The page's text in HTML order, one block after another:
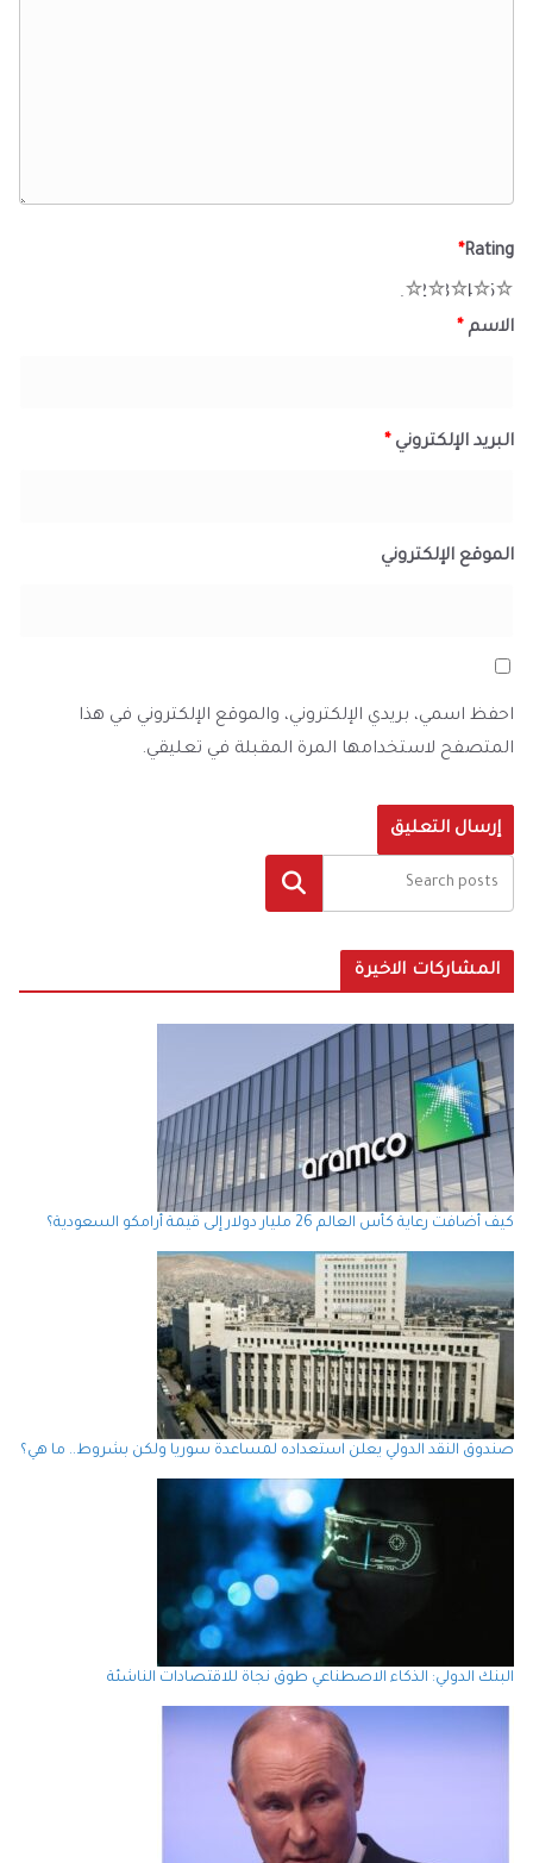
Rating
*
5
4
3
2
الاسم *
البريد الإلكتروني *
الموقع الإلكتروني
احفظ اسمي، بريدي الإلكتروني، والموقع الإلكتروني في هذا
المتصفح لاستخدامها المرة المقبلة في تعليقي.
البحث
المشاركات الاخيرة
كيف أضافت رعاية كأس العالم 26 مليار دولار إلى قيمة أرامكو السعودية؟
صندوق النقد الدولي يعلن استعداده لمساعدة سوريا ولكن بشروط.. ما هي؟
البنك الدولي: الذكاء الاصطناعي طوق نجاة للاقتصادات الناشئة